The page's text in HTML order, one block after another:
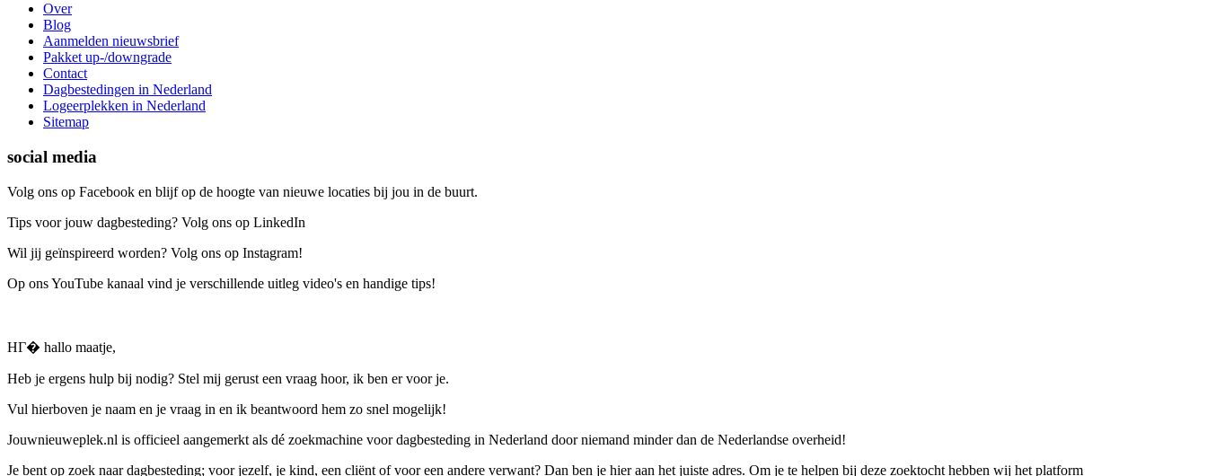
Over
Blog
Aanmelden nieuwsbrief
Pakket up-/downgrade
Contact
Dagbestedingen in Nederland
Logeerplekken in Nederland
Sitemap
social media
Volg ons op Facebook en blijf op de hoogte van nieuwe locaties bij jou in de buurt.
Tips voor jouw dagbesteding? Volg ons op LinkedIn
Wil jij geïnspireerd worden? Volg ons op Instagram!
Op ons YouTube kanaal vind je verschillende uitleg video's en handige tips!
HГ� hallo maatje,
Heb je ergens hulp bij nodig? Stel mij gerust een vraag hoor, ik ben er voor je.
Vul hierboven je naam en je vraag in en ik beantwoord hem zo snel mogelijk!
Jouwnieuweplek.nl is officieel aangemerkt als dé zoekmachine voor dagbesteding in Nederland door niemand minder dan de Nederlandse overheid!
Je bent op zoek naar dagbesteding; voor jezelf, je kind, een cliënt of voor een andere verwant? Dan ben je hier aan het juiste adres. Om je te helpen bij deze zoektocht hebben wij het platform